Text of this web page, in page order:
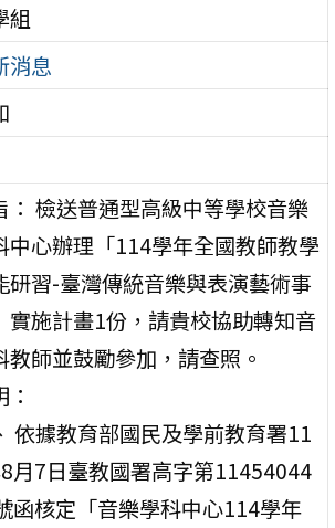
組
消息
： 檢送普通型高級中等學校音樂
中心辦理「114學年全國教師教學
研習-臺灣傳統音樂與表演藝術事
實施計畫1份，請貴校協助轉知音
教師並鼓勵參加，請查照。
依據教育部國民及學前教育署11
月7日臺教國署高字第11454044
函核定「音樂學科中心114學年